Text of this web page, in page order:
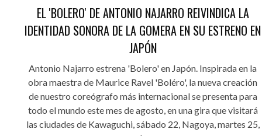
EL 'BOLERO' DE ANTONIO NAJARRO REIVINDICA LA
IDENTIDAD SONORA DE LA GOMERA EN SU ESTRENO EN
JAPÓN
Antonio Najarro estrena 'Bolero' en Japón. Inspirada en la
obra maestra de Maurice Ravel 'Boléro', la nueva creación
de nuestro coreógrafo más internacional se presenta para
todo el mundo este mes de agosto, en una gira que visitará
las ciudades de Kawaguchi, sábado 22, Nagoya, martes 25,